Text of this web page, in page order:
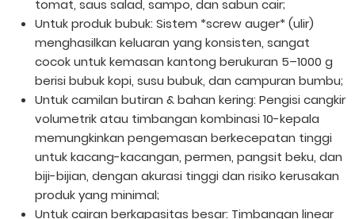
tomat, saus salad, sampo, dan sabun cair;
Untuk produk bubuk: Sistem *screw auger* (ulir)
menghasilkan keluaran yang konsisten, sangat
cocok untuk kemasan kantong berukuran 5–1000 g
berisi bubuk kopi, susu bubuk, dan campuran bumbu;
Untuk camilan butiran & bahan kering: Pengisi cangkir
volumetrik atau timbangan kombinasi 10-kepala
memungkinkan pengemasan berkecepatan tinggi
untuk kacang-kacangan, permen, pangsit beku, dan
biji-bijian, dengan akurasi tinggi dan risiko kerusakan
produk yang minimal;
Untuk cairan berkapasitas besar: Timbangan linear